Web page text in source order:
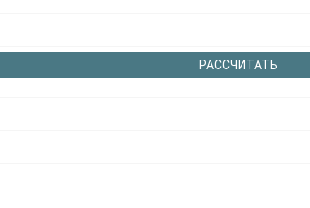
РАССЧИТАТЬ